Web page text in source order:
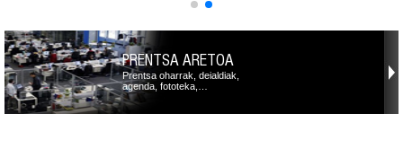
PRENTSA ARETOA
Prentsa oharrak, deialdiak,
agenda, fototeka,…